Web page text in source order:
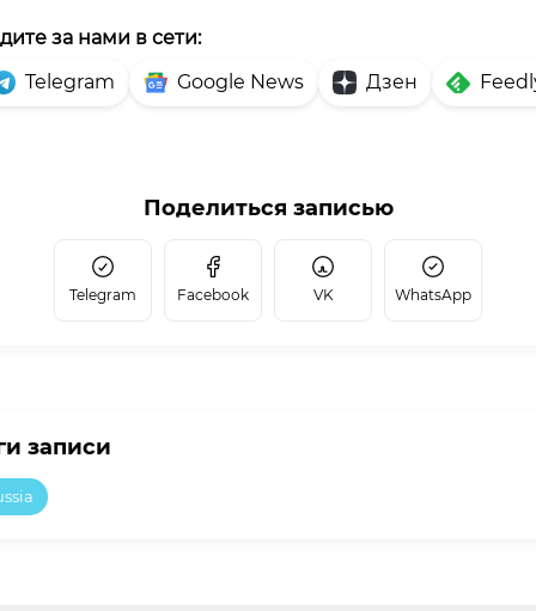
за нами в сети:
Telegram
Google News Дзен
Поделиться записью
Telegram Facebook VK WhatsApp
записи